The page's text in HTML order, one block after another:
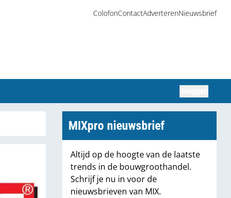
ColofonContactAdverterenNieuwsbrief
MIXpro nieuwsbrief
Altijd op de hoogte van de laatste
trends in de bouwgroothandel.
Schrijf je nu in voor de
nieuwsbrieven van MIX.